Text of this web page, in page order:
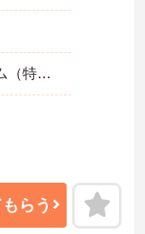
特別養護老人ホーム（特養）
らう